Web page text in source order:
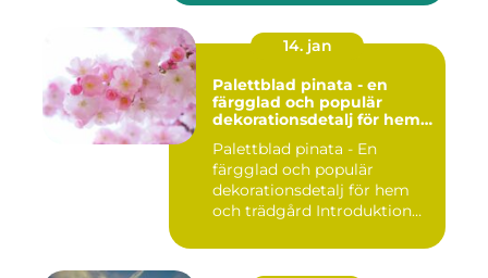
14. jan
Palettblad pinata - en
färgglad och populär
dekorationsdetalj för hem
Palettblad pinata - En
färgglad och populär
dekorationsdetalj för hem
och trädgård Introduktion